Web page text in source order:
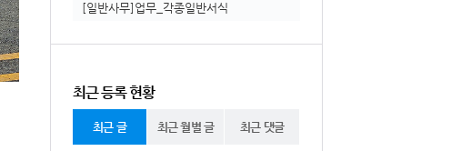
[일반사무]업무_각종일반서식
최근 등록 현황
최근 글 최근 월별 글 최근 댓글